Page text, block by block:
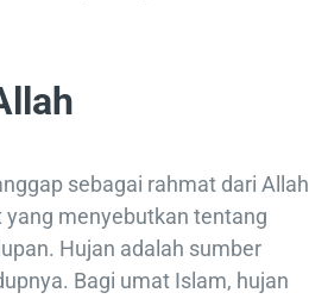
sebagai rahmat dari Allah
yang menyebutkan tentang
Hujan adalah sumber
Bagi umat Islam, hujan